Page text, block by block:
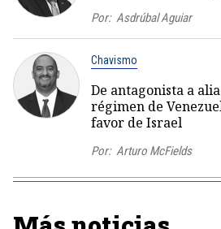
Por: Asdrúbal Aguiar
Chavismo
De antagonista a
régimen de
favor de Israel
Por: Arturo McFields